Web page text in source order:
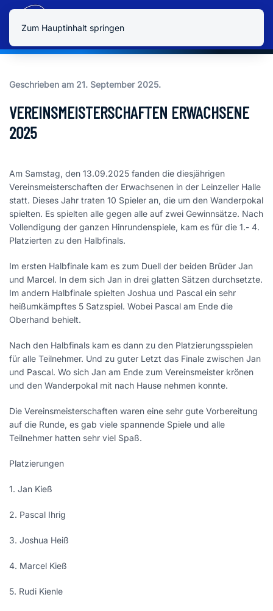
Zum Hauptinhalt springen
Geschrieben am 21. September 2025.
VEREINSMEISTERSCHAFTEN ERWACHSENE
2025
Am Samstag, den 13.09.2025 fanden die diesjährigen
Vereinsmeisterschaften der Erwachsenen in der Leinzeller Halle
statt. Dieses Jahr traten 10 Spieler an, die um den Wanderpokal
spielten. Es spielten alle gegen alle auf zwei Gewinnsätze. Nach
Vollendigung der ganzen Hinrundenspiele, kam es für die 1.- 4.
Platzierten zu den Halbfinals.
Im ersten Halbfinale kam es zum Duell der beiden Brüder Jan
und Marcel. In dem sich Jan in drei glatten Sätzen durchsetzte.
Im andern Halbfinale spielten Joshua und Pascal ein sehr
heißumkämpftes 5 Satzspiel. Wobei Pascal am Ende die
Oberhand behielt.
Nach den Halbfinals kam es dann zu den Platzierungsspielen
für alle Teilnehmer. Und zu guter Letzt das Finale zwischen Jan
und Pascal. Wo sich Jan am Ende zum Vereinsmeister krönen
und den Wanderpokal mit nach Hause nehmen konnte.
Die Vereinsmeisterschaften waren eine sehr gute Vorbereitung
auf die Runde, es gab viele spannende Spiele und alle
Teilnehmer hatten sehr viel Spaß.
Platzierungen
1. Jan Kieß
2. Pascal Ihrig
3. Joshua Heiß
4. Marcel Kieß
5. Rudi Kienle